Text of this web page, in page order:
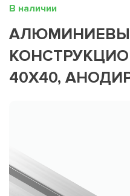
В наличии
40Х40,